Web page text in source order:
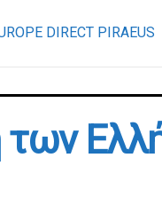
DIRECT PIRAEUS